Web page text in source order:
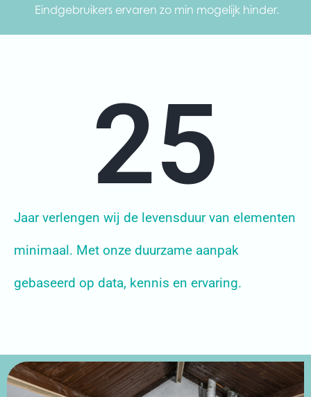
Eindgebruikers ervaren zo min mogelijk hinder.
Jaar verlengen wij de levensduur van elementen
minimaal. Met onze duurzame aanpak
gebaseerd op data, kennis en ervaring.
25